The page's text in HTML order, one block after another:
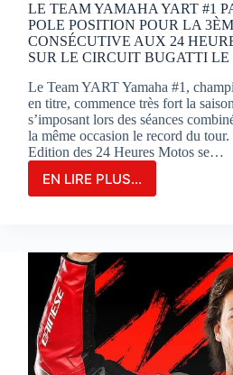
LE TEAM YAMAHA YART #1
POLE POSITION POUR LA
CONSÉCUTIVE AUX 24
SUR LE CIRCUIT BUGATTI LE
Le Team YART Yamaha #1,
en titre, commence très fort la
s’imposant lors des séances
la même occasion le record du
Edition des 24 Heures Motos se…
EN LIRE PLUS...
LE
#1
PARTIRA
EN
POSITION
POUR
LA